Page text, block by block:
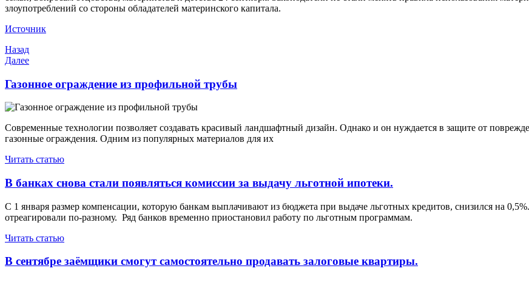
злоупотреблений со стороны обладателей материнского капитала.
Источник
Навигация
по
записям
Предыдущая
запись
Назад
Следующая
Далее
Газонное ограждение из профильной трубы
Современные технологии позволяет создавать красивый ландшафтный дизайн. Однако и он нуждается в защите от
газонные ограждения. Одним из популярных материалов для их
Читать статью
В банках снова стали появляться комиссии за выдачу льготной ипотеки.
С 1 января размер компенсации, которую банкам выплачивают из бюджета при выдаче льготных кредитов, снизился на
отреагировали по-разному. Ряд банков временно приостановил работу по льготным программам.
Читать статью
В сентябре заёмщики смогут самостоятельно продавать залоговые квартиры.